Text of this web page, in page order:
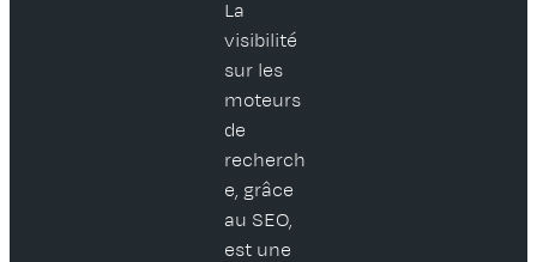
La
visibilité
sur les
moteurs
de
recherch
e, grâce
au SEO,
est une